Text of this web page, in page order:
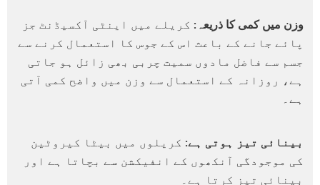
وزن میں کمی کا ذریعہ: کریلے میں اینٹی آکسیڈنٹ جز
پائے جانے کے باعث اس کے جوس کا استعمال کرنے سے
جسم سے فاضل مادوں سمیت چربی بھی زائل ہو جاتی
ہے، روزانہ کے استعمال سے وزن میں واضح کمی آتی
ہے۔
بینائی تیز ہوتی ہے: کریلوں میں بیٹا کیروٹین
کی موجودگی آنکھوں کے انفیکشن سے بچاتا ہے اور
بینائی تیز کرتا ہے۔